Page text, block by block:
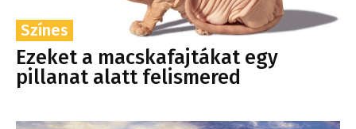
Színes
Ezeket a macskafajtákat egy
pillanat alatt felismered